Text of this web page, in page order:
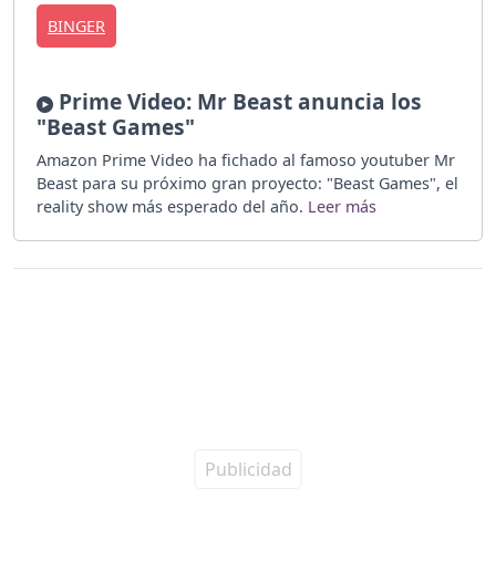
BINGER
Prime Video: Mr Beast anuncia los
"Beast Games"
Amazon Prime Video ha fichado al famoso youtuber Mr
Beast para su próximo gran proyecto: "Beast Games", el
reality show más esperado del año.